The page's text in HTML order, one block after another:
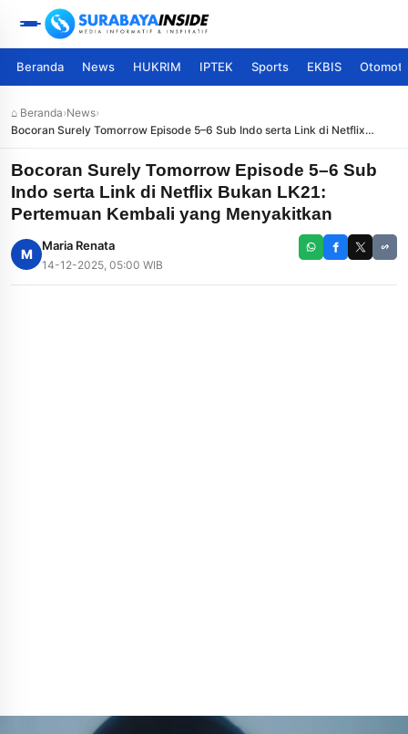
Beranda News HUKRIM IPTEK Sports EKBIS
⌂ Beranda›News›
Bocoran Surely Tomorrow Episode 5–6 Sub Indo serta Link di Netflix
Bukan LK21: Pertemuan Kembali yang Menyakitkan
Bocoran Surely Tomorrow Episode 5–6 Sub
Indo serta Link di Netflix Bukan LK21:
Pertemuan Kembali yang Menyakitkan
M
Maria Renata
14-12-2025, 05:00 WIB